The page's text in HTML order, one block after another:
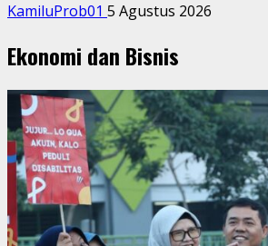
KamiluProb01 5 Agustus 2026
Ekonomi dan Bisnis